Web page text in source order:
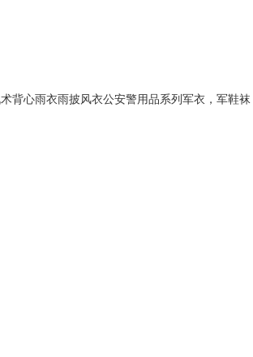
背心雨衣雨披风衣公安警用品系列军衣，军鞋袜